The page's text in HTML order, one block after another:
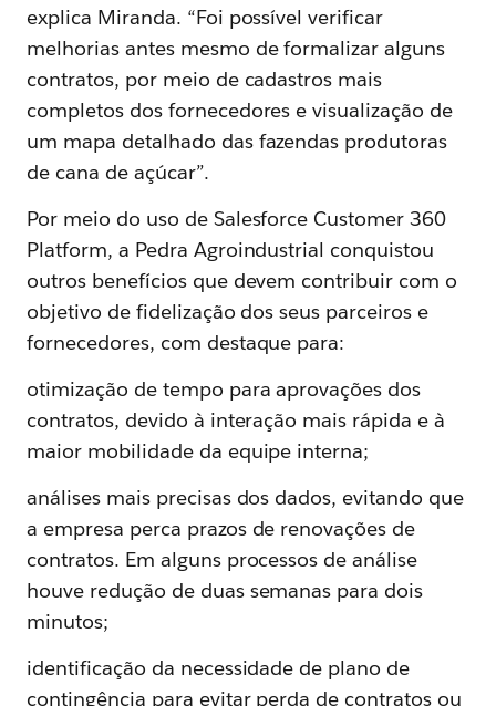
explica Miranda. “Foi possível verificar
melhorias antes mesmo de formalizar alguns
contratos, por meio de cadastros mais
completos dos fornecedores e visualização de
um mapa detalhado das fazendas produtoras
de cana de açúcar”.
Por meio do uso de Salesforce Customer 360
Platform, a Pedra Agroindustrial conquistou
outros benefícios que devem contribuir com o
objetivo de fidelização dos seus parceiros e
fornecedores, com destaque para:
otimização de tempo para aprovações dos
contratos, devido à interação mais rápida e à
maior mobilidade da equipe interna;
análises mais precisas dos dados, evitando que
a empresa perca prazos de renovações de
contratos. Em alguns processos de análise
houve redução de duas semanas para dois
minutos;
identificação da necessidade de plano de
contingência para evitar perda de contratos ou